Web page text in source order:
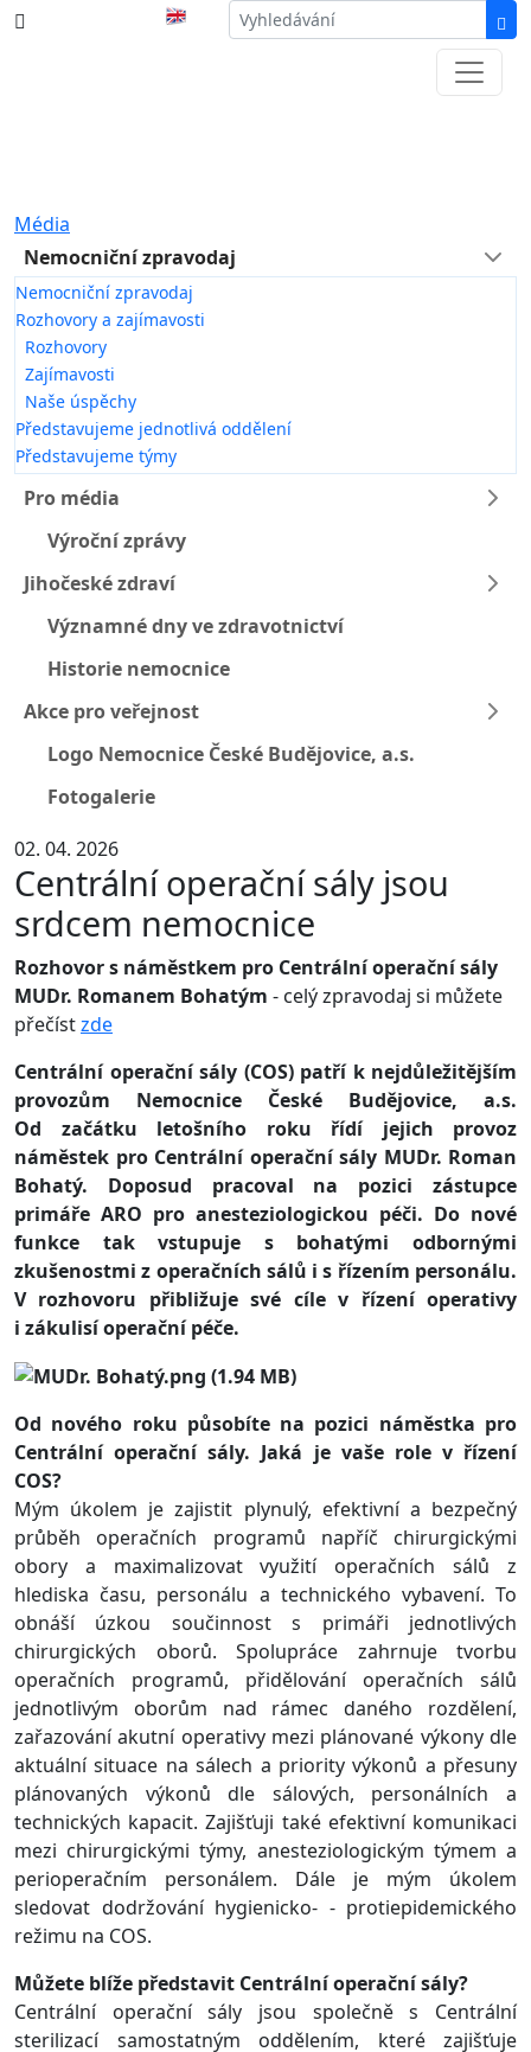
Média
Nemocniční zpravodaj
Nemocniční zpravodaj
Rozhovory a zajímavosti
Rozhovory
Zajímavosti
Naše úspěchy
Představujeme jednotlivá oddělení
Představujeme týmy
Pro média
Výroční zprávy
Jihočeské zdraví
Významné dny ve zdravotnictví
Historie nemocnice
Akce pro veřejnost
Logo Nemocnice České Budějovice, a.s.
Fotogalerie
02. 04. 2026
Centrální operační sály jsou
srdcem nemocnice
Rozhovor s náměstkem pro Centrální operační sály
MUDr. Romanem Bohatým - celý zpravodaj si můžete
přečístzde
Centrální operační sály (COS) patří k nejdůležitějším
provozům Nemocnice České Budějovice, a.s.
Od začátku letošního roku řídí jejich provoz
náměstek pro Centrální operační sály MUDr. Roman
Bohatý. Doposud pracoval na pozici zástupce
primáře ARO pro anesteziologickou péči. Do nové
funkce tak vstupuje s bohatými odbornými
zkušenostmi z operačních sálů i s řízením personálu.
V rozhovoru přibližuje své cíle v řízení operativy
i zákulisí operační péče.
Od nového roku působíte na pozici náměstka pro
Centrální operační sály. Jaká je vaše role v řízení
COS?
Mým úkolem je zajistit plynulý, efektivní a bezpečný
průběh operačních programů napříč chirurgickými
obory a maximalizovat využití operačních sálů z
hlediska času, personálu a technického vybavení. To
obnáší úzkou součinnost s primáři jednotlivých
chirurgických oborů. Spolupráce zahrnuje tvorbu
operačních programů, přidělování operačních sálů
jednotlivým oborům nad rámec daného rozdělení,
zařazování akutní operativy mezi plánované výkony dle
aktuální situace na sálech a priority výkonů a přesuny
plánovaných výkonů dle sálových, personálních a
technických kapacit. Zajišťuji také efektivní komunikaci
mezi chirurgickými týmy, anesteziologickým týmem a
perioperačním personálem. Dále je mým úkolem
sledovat dodržování hygienicko- - protiepidemického
režimu na COS.
Můžete blíže představit Centrální operační sály?
Centrální operační sály jsou společně s Centrální
sterilizací samostatným oddělením, které zajišťuje